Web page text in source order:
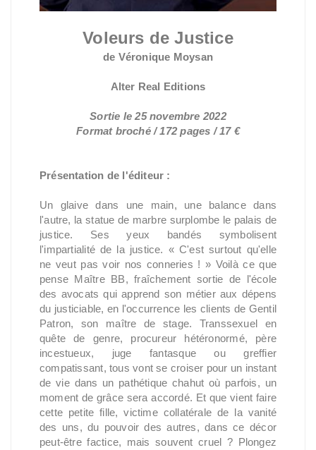
Voleurs de Justice
de Véronique Moysan
Alter Real Editions
Sortie le 25 novembre 2022
Format broché / 172 pages / 17 €
Présentation de l'éditeur :
Un glaive dans une main, une balance dans
l'autre, la statue de marbre surplombe le palais de
justice. Ses yeux bandés symbolisent
l'impartialité de la justice. « C'est surtout qu'elle
ne veut pas voir nos conneries ! » Voilà ce que
pense Maître BB, fraîchement sortie de l'école
des avocats qui apprend son métier aux dépens
du justiciable, en l'occurrence les clients de Gentil
Patron, son maître de stage. Transsexuel en
quête de genre, procureur hétéronormé, père
incestueux, juge fantasque ou greffier
compatissant, tous vont se croiser pour un instant
de vie dans un pathétique chahut où parfois, un
moment de grâce sera accordé. Et que vient faire
cette petite fille, victime collatérale de la vanité
des uns, du pouvoir des autres, dans ce décor
peut-être factice, mais souvent cruel ? Plongez